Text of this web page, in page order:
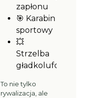
zapłonu
🎯 Karabin
sportowy
💥
Strzelba
gładkolufowa
To nie tylko
rywalizacja, ale